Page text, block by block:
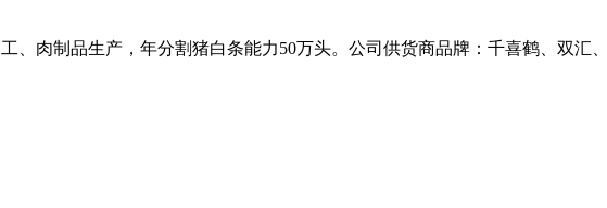
、肉制品生产，年分割猪白条能力50万头。公司供货商品牌：千喜鹤、双汇